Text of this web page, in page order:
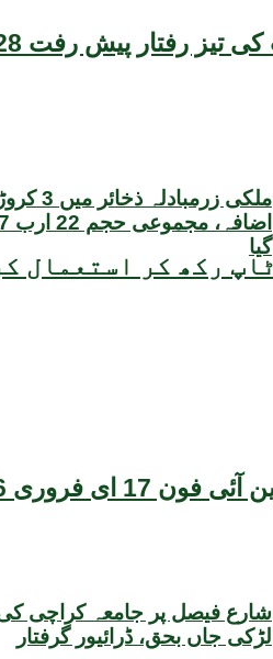
معیشت کیلئے سنگین خطرہ بن سکتی ہے، نئی تحقیق کا انتباہ
رکھ کر استعمال
ہونے کا امکان، قیمت بھی سامنے آگئی
گیا
شارع فیصل پر جامعہ کراچی
لڑکی جاں بحق، ڈرائیور گرفتار